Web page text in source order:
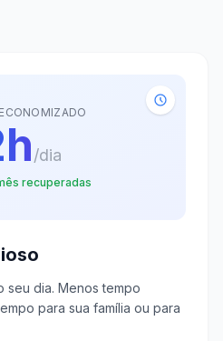
/dia
recuperadas
seu dia. Menos tempo
para sua família ou para